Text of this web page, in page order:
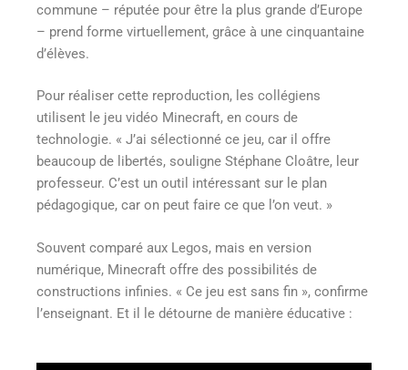
commune – réputée pour être la plus grande d’Europe
– prend forme virtuellement, grâce à une cinquantaine
d’élèves.
Pour réaliser cette reproduction, les collégiens
utilisent le jeu vidéo Minecraft, en cours de
technologie. « J’ai sélectionné ce jeu, car il offre
beaucoup de libertés, souligne Stéphane Cloâtre, leur
professeur. C’est un outil intéressant sur le plan
pédagogique, car on peut faire ce que l’on veut. »
Souvent comparé aux Legos, mais en version
numérique, Minecraft offre des possibilités de
constructions infinies. « Ce jeu est sans fin », confirme
l’enseignant. Et il le détourne de manière éducative :